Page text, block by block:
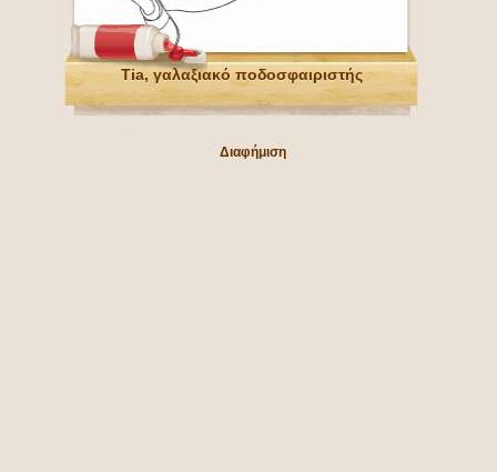
Tia, γαλαξιακό ποδοσφαιριστής
Διαφήμιση